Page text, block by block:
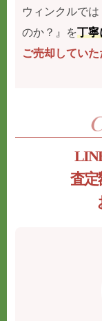
ウィンクルで
のか？』を丁寧
ご売却していた
査定